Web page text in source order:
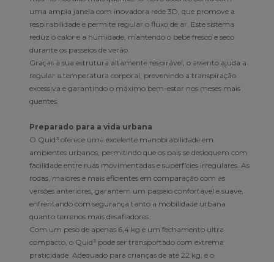
uma ampla janela com inovadora rede 3D, que promove a
respirabilidade e permite regular o fluxo de ar. Este sistema
reduz o calor e a humidade, mantendo o bebé fresco e seco
durante os passeios de verão.
Graças à sua estrutura altamente respirável, o assento ajuda a
regular a temperatura corporal, prevenindo a transpiração
excessiva e garantindo o máximo bem-estar nos meses mais
quentes.
Preparado para a vida urbana
O Quid³ oferece uma excelente manobrabilidade em
ambientes urbanos, permitindo que os pais se desloquem com
facilidade entre ruas movimentadas e superfícies irregulares. As
rodas, maiores e mais eficientes em comparação com as
versões anteriores, garantem um passeio confortável e suave,
enfrentando com segurança tanto a mobilidade urbana
quanto terrenos mais desafiadores.
Com um peso de apenas 6,4 kg e um fechamento ultra
compacto, o Quid³ pode ser transportado com extrema
praticidade. Adequado para crianças de até 22 kg, é o